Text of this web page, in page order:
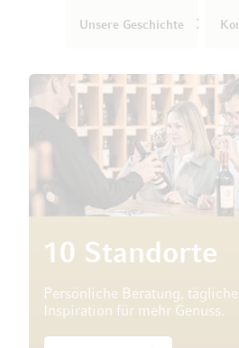
Unsere Geschichte
10 Standorte
Persönliche Beratung,
Inspiration für mehr Genuss.